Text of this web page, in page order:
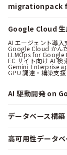
migrationpack
Google Cloud 生
AI エージェント導入
Google Cloud かん
LLMOps for Google
EC サイト向け AI 検
Gemini Enterprise
GPU 調達・構築支
AI 駆動開発 on
データベース構築
高可用性データ